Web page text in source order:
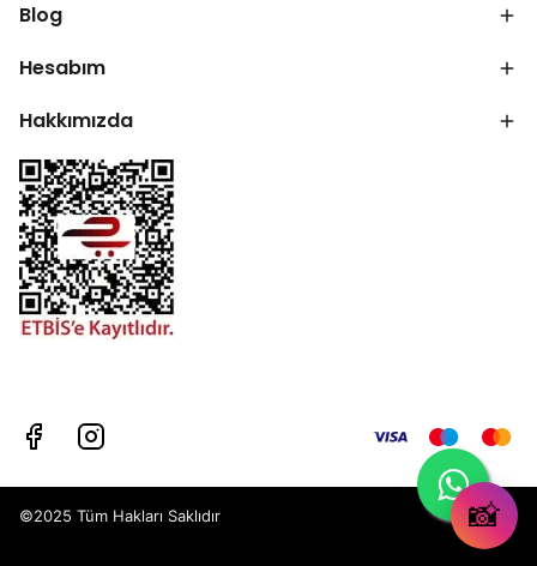
Blog
Hesabım
Hakkımızda
©2025 Tüm Hakları Saklıdır 📸